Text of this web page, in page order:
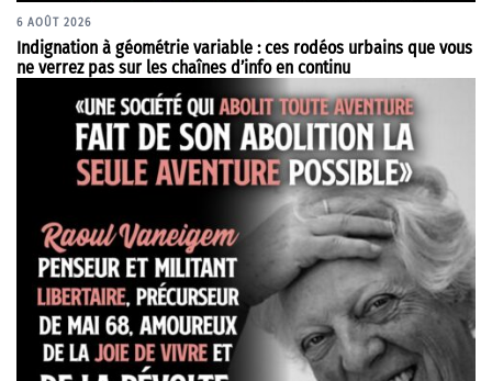
6 AOÛT 2026
Indignation à géométrie variable : ces rodéos urbains que vous
ne verrez pas sur les chaînes d’info en continu